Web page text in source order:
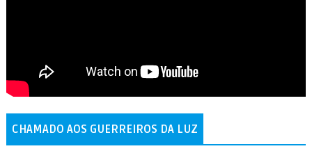
CHAMADO AOS GUERREIROS DA LUZ